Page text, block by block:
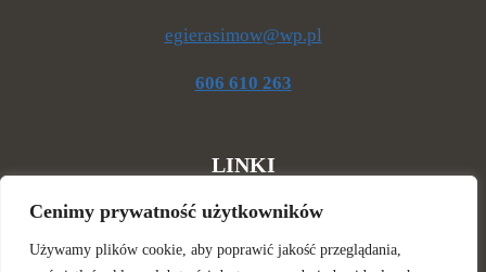
Cenimy prywatność użytkowników
Używamy plików cookie, aby poprawić jakość przeglądania,
egierasimow@wp.pl
606 610 263
LINKI
Główna
O mnie